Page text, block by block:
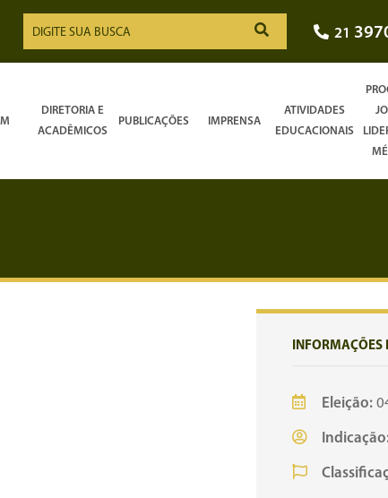
21
DIRETORIA E
ACADÊMICOS
PUBLICAÇÕES IMPRENSA
ATIVIDADES
EDUCACIONAIS
INFORMAÇÕES
Eleição: